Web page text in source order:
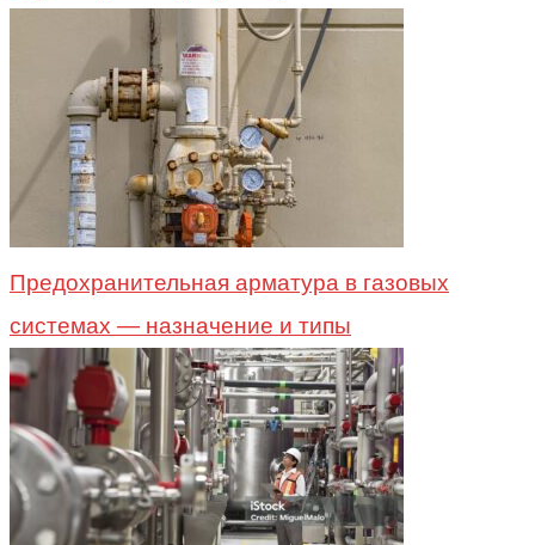
Предохранительная арматура в газовых
системах — назначение и типы